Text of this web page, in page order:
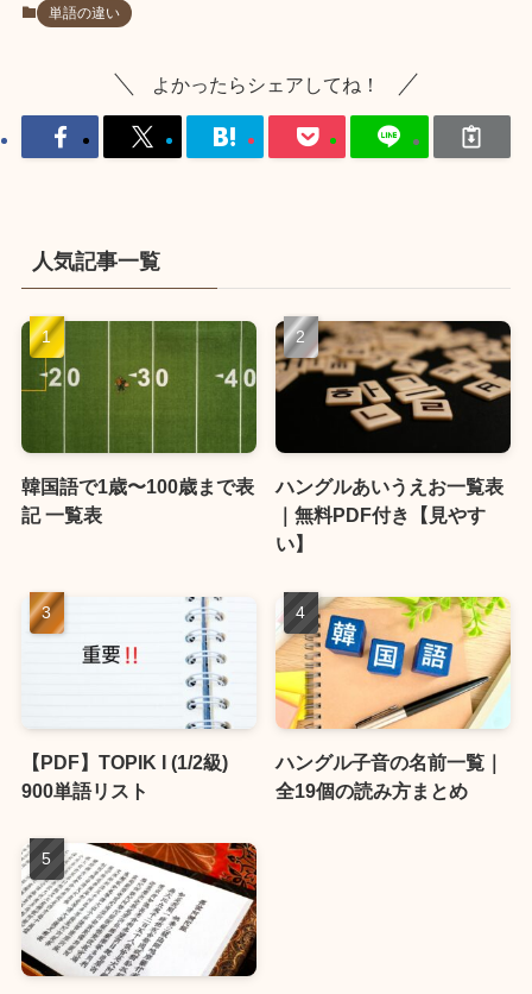
単語の違い
よかったらシェアしてね！
人気記事一覧
韓国語で1歳〜100歳まで表
記 一覧表
ハングルあいうえお一覧表
｜無料PDF付き【見やす
い】
【PDF】TOPIK I (1/2級)
900単語リスト
ハングル子音の名前一覧｜
全19個の読み方まとめ